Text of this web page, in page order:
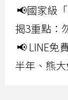
📢國家級
揭3重點：
📢 LINE免
半年、熊